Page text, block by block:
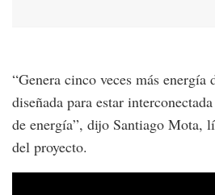
“Genera cinco veces más energía
diseñada para estar
de energía”, dijo Santiago Mota,
del proyecto.